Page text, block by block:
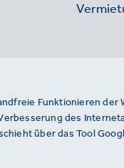
Funktionieren
des
über das Tool